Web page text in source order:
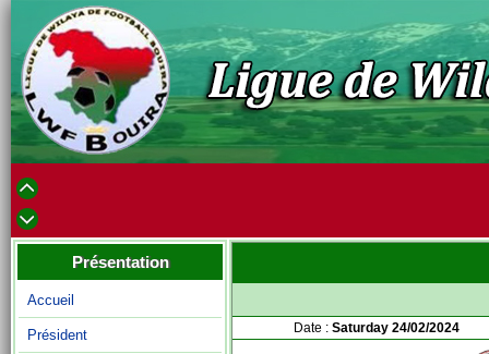
Présentation
Accueil
Président Date : Saturday 24/02/2024